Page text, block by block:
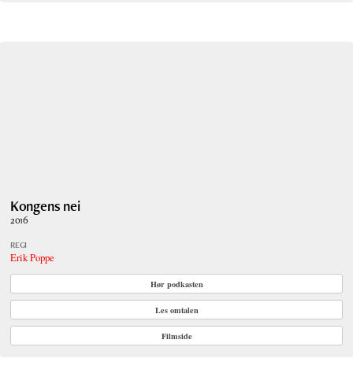
Kongens nei
2016
REGI
Erik Poppe
Hør podkasten
Les omtalen
Filmside